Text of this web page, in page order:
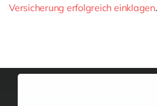
Versicherung erfolgreich einklagen.